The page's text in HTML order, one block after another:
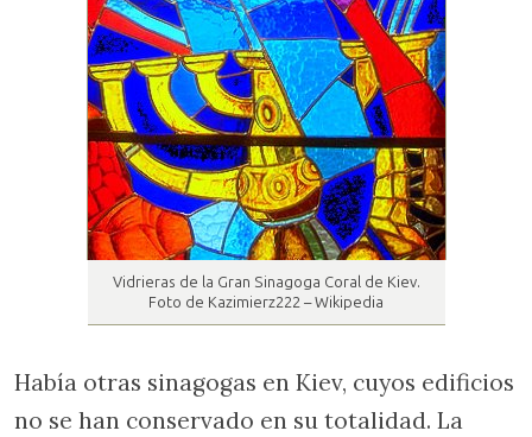
Vidrieras de la Gran Sinagoga Coral de Kiev.
Foto de Kazimierz222 – Wikipedia
Había otras sinagogas en Kiev, cuyos edificios
no se han conservado en su totalidad. La